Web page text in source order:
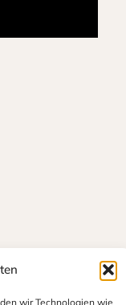
wir Technologien wie